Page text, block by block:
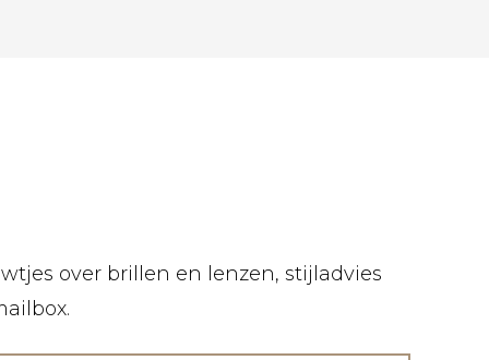
over brillen en lenzen, stijladvies